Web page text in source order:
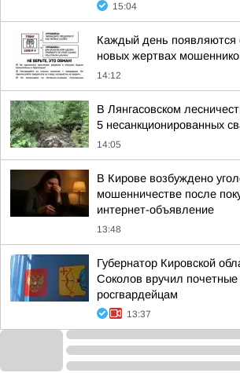
15:04
Каждый день появляются
новых жертвах
14:12
В Лянгасовском
5 несанкционированных
14:05
В Кирове возбуждено
мошенничестве после
интернет-объявление
13:48
Губернатор Кировской
Соколов вручил почетные
росгвардейцам
13:37